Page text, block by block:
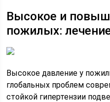
Высокое и
пожилых:
Высокое давление у
глобальных проблем
стойкой гипертензии